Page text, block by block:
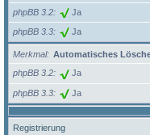
phpBB 3.2
Ja
phpBB 3.3 Ja
Merkmal
Automatisches
phpBB 3.2
Ja
phpBB 3.3 Ja
Registrierung